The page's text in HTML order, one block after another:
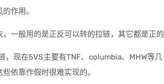
作用。
一般用的是正反可以转的拉链，其它都是正的
，现在5VS主要有TNF、columbia、MHW等
依靠作假时很难实现的。